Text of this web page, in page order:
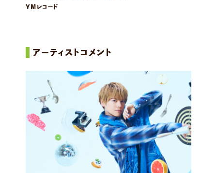
YMレコード
アーティストコメント